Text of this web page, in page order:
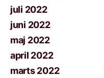
juli 2022
juni 2022
maj 2022
april 2022
marts 2022